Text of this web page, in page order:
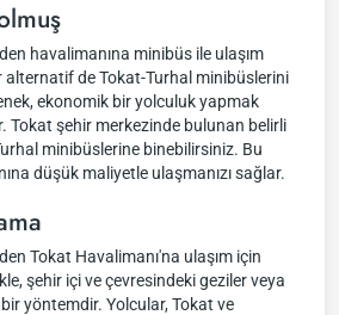
havalimanına minibüs ile ulaşım
alternatif de Tokat-Turhal minibüslerini
ekonomik bir yolculuk yapmak
Tokat şehir merkezinde bulunan belirli
minibüslerine binebilirsiniz. Bu
düşük maliyetle ulaşmanızı sağlar.
Tokat Havalimanı'na ulaşım için
şehir içi ve çevresindeki geziler veya
yöntemdir. Yolcular, Tokat ve